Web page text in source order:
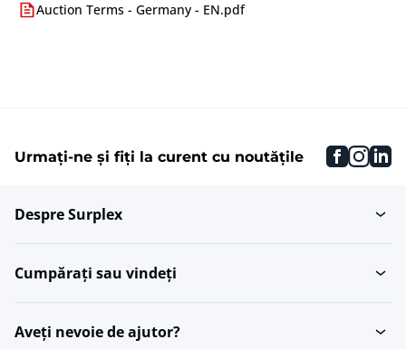
Auction Terms - Germany - EN.pdf
Urmați-ne și fiți la curent cu noutățile
Despre Surplex
Cumpărați sau vindeți
Aveți nevoie de ajutor?